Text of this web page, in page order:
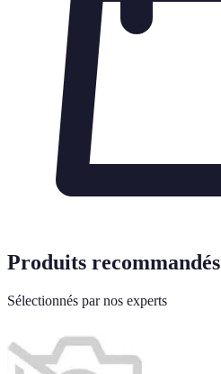
Produits recommandés
Sélectionnés par nos experts